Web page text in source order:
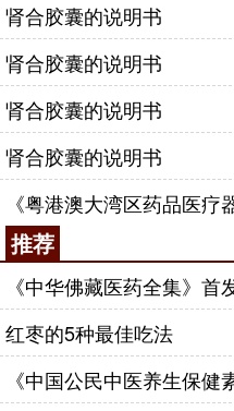
肾合胶囊的说明书
肾合胶囊的说明书
肾合胶囊的说明书
肾合胶囊的说明书
推荐
《中华佛藏医药全集》首
红枣的5种最佳吃法
《中国公民中医养生保